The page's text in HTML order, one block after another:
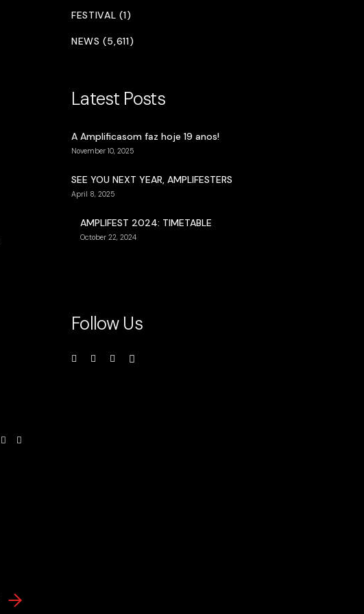
FESTIVAL (1)
NEWS (5,611)
Latest Posts
A Amplificasom faz hoje 19 anos!
November 10, 2025
SEE YOU NEXT YEAR, AMPLIFESTERS
April 8, 2025
AMPLIFEST 2024: TIMETABLE
October 22, 2024
Follow Us